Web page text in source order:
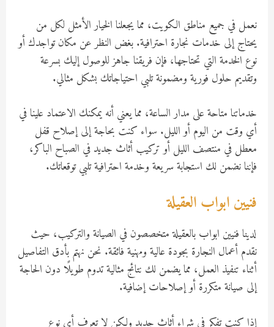
نعمل في جميع مناطق الكويت، مما يجعلنا الخيار الأمثل لكل من
يحتاج إلى خدمات نجارة احترافية. بغض النظر عن مكان تواجدك أو
نوع الخدمة التي تحتاجها، فإن فريقنا جاهز للوصول إليك بسرعة
وتقديم حلول فورية ومضمونة تلبي احتياجاتك بشكل مثالي.
خدماتنا متاحة على مدار الساعة، مما يعني أنه يمكنك الاعتماد علينا في
أي وقت من اليوم أو الليل. سواء كنت بحاجة إلى إصلاح قفل
معطل في منتصف الليل أو تركيب أثاث جديد في الصباح الباكر،
فإننا نضمن لك استجابة سريعة وخدمة احترافية تلبي توقعاتك.
فنيين ابواب العقيلة
لدينا فنيين ابواب بالعقيلة متخصصون في الصيانة والتركيب، حيث
نقدم أعمال النجارة بجودة عالية ومهنية فائقة. نحن نهتم بأدق التفاصيل
أثناء تنفيذ العمل، مما يضمن لك نتائج مثالية تدوم طويلًا دون الحاجة
إلى صيانة متكررة أو إصلاحات إضافية.
إذا كنت تفكر في شراء أثاث جديد ولكن لا تعرف أي نوع